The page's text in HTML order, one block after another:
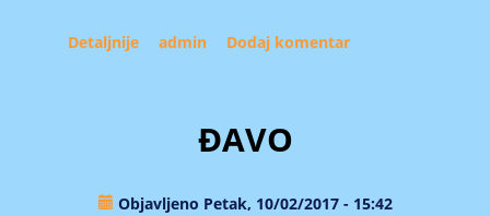
Detaljnije about Društvo ‘Sinovi umerenosti’ nikad više!
admin Dodaj komentar
ĐAVO
Objavljeno Petak, 10/02/2017 - 15:42